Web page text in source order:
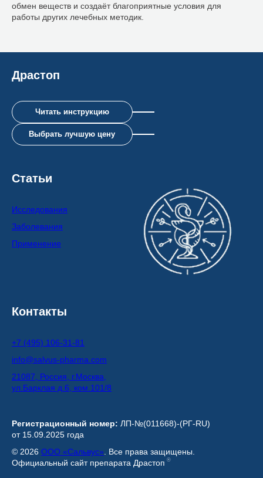
обмен веществ и создаёт благоприятные условия для
работы других лечебных методик.
Драстоп
Читать инструкцию
Выбрать лучшую цену
Статьи
Исследования
Заболевания
Применение
Контакты
+7 (495) 106-31-81
info@salvus-pharma.com
21087, Россия, г.Москва,
ул.Барклая д.6, ком.101/8
Регистрационный номер: ЛП-№(011668)-(РГ-RU)
от 15.09.2025 года
© 2026 ООО «Сальвус» . Все права защищены.
Официальный сайт препарата Драстоп ®